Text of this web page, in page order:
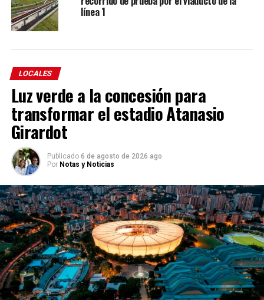
línea 1
LOCALES
Luz verde a la concesión para
transformar el estadio Atanasio
Girardot
Publicado 6 de agosto de 2026 ago
Por Notas y Noticias